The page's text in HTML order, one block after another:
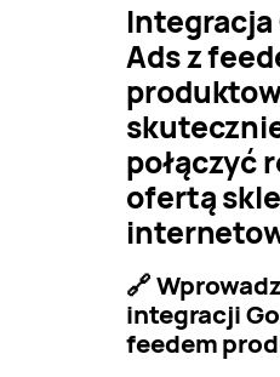
Integracja
Ads z
połączyć
ofertą
🔗
integracji
feedem